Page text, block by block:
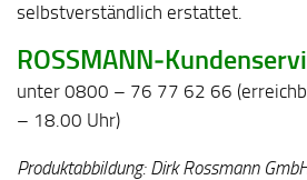
selbstverständlich erstattet.
unter 0800 – 76 77 62 66
– 18.00 Uhr)
Produktabbildung: Dirk Rossmann